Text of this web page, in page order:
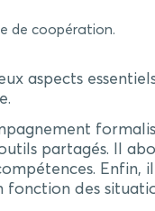
de coopération.
aspects
partagés. Il
des